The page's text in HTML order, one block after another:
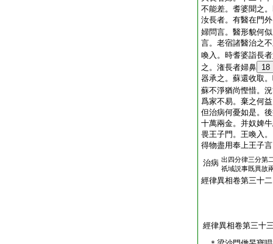
不能差。耆婆聞之
汝長者。有醫在門
婦問言。醫形貌何
言。老宿諸醫治之
喚入。時耆婆詣長
之。潅長者婦鼻 18
器承之。蘇還收取
蘇不淨猶尚慳惜。
爲家不易。棄之何
但治病何憂如是。
十萬兩金。并奴婢
畏王子門。王喚入
得物盡用奉上王子
治病 出四分律三分第
祇域説事既異故
經律異相卷第三十二
經律異相卷第三十